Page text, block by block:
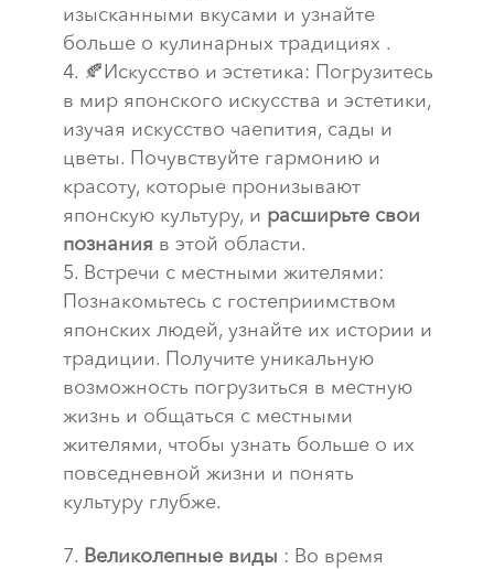
изысканными вкусами и узнайте
больше о кулинарных традициях .
🍂Искусство и эстетика: Погрузитесь
в мир японского искусства и эстетики,
изучая искусство чаепития, сады и
цветы. Почувствуйте гармонию и
красоту, которые пронизывают
японскую культуру, и расширьте свои
познания в этой области.
Встречи с местными жителями:
Познакомьтесь с гостеприимством
японских людей, узнайте их истории и
традиции. Получите уникальную
возможность погрузиться в местную
жизнь и общаться с местными
жителями, чтобы узнать больше о их
повседневной жизни и понять
культуру глубже.
Великолепные виды : Во время